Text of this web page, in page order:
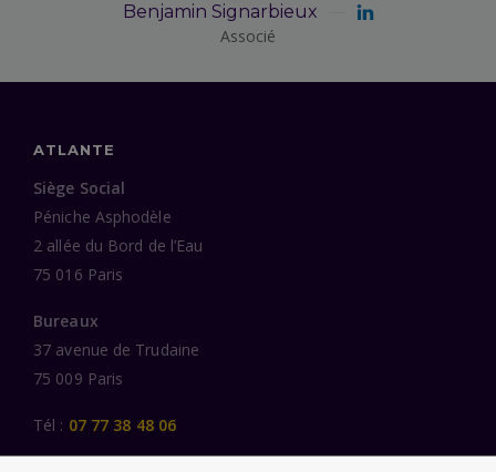
Benjamin Signarbieux
Associé
ATLANTE
Siège Social
Péniche Asphodèle
2 allée du Bord de l’Eau
75 016 Paris
Bureaux
37 avenue de Trudaine
75 009 Paris
Tél : 07 77 38 48 06